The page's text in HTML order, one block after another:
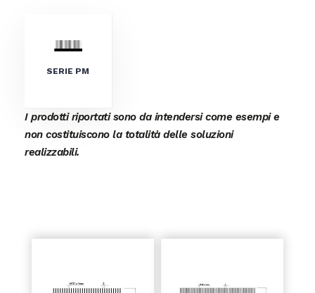
SERIE PM
I prodotti riportati sono da intendersi come esempi e
non costituiscono la totalità delle soluzioni
realizzabili.